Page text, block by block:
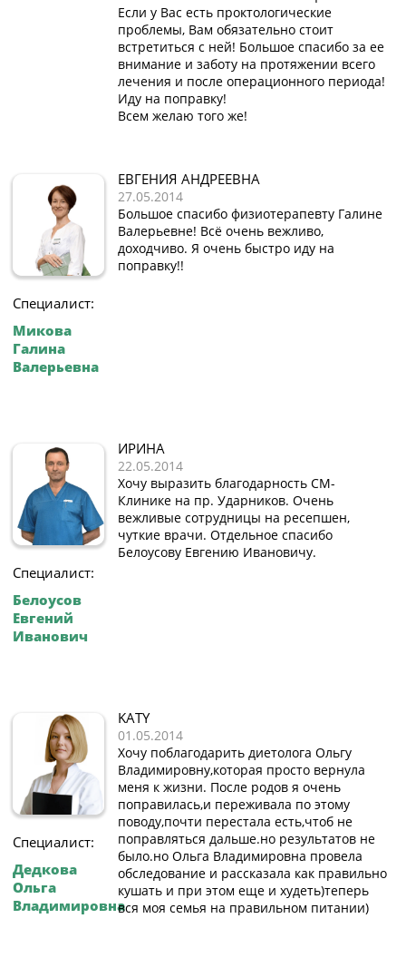
Если у Вас есть проктологические
проблемы, Вам обязательно стоит
встретиться с ней! Большое спасибо за ее
внимание и заботу на протяжении всего
лечения и после операционного периода!
Иду на поправку!
Всем желаю того же!
Специалист:
Микова
Галина
Валерьевна
ЕВГЕНИЯ АНДРЕЕВНА
27.05.2014
Большое спасибо физиотерапевту Галине
Валерьевне! Всё очень вежливо,
доходчиво. Я очень быстро иду на
поправку!!
Специалист:
Белоусов
Евгений
Иванович
ИРИНА
22.05.2014
Хочу выразить благодарность СМ-
Клинике на пр. Ударников. Очень
вежливые сотрудницы на ресепшен,
чуткие врачи. Отдельное спасибо
Белоусову Евгению Ивановичу.
Специалист:
Дедкова
Ольга
Владимировна
KATY
01.05.2014
Xочу поблагодарить диетолога Ольгу
Владимировну,которая просто вернула
меня к жизни. После родов я очень
поправилась,и переживала по этому
поводу,почти перестала есть,чтоб не
поправляться дальше.но результатов не
было.но Ольга Владимировна провела
обследование и рассказала как правильно
кушать и при этом еще и худеть)теперь
вся моя семья на правильном питании)